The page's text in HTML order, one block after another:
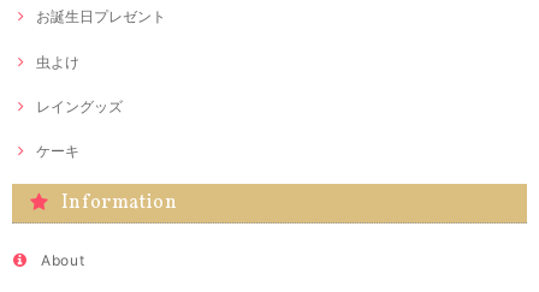
お誕生日プレゼント
虫よけ
レイングッズ
ケーキ
Information
About